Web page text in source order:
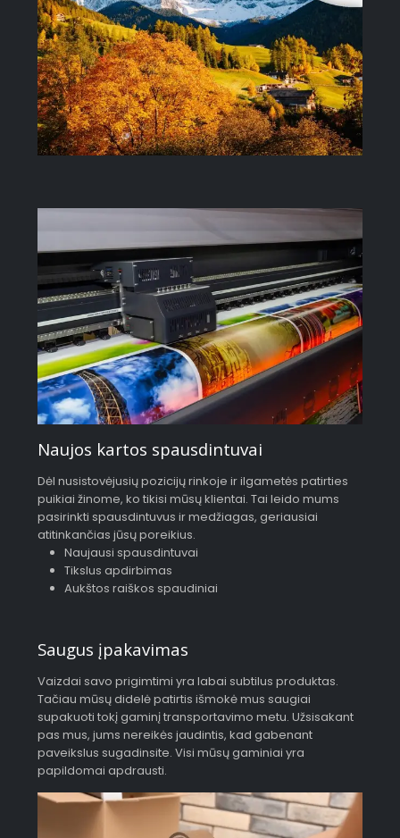
Naujos kartos spausdintuvai
Dėl nusistovėjusių pozicijų rinkoje ir ilgametės patirties
puikiai žinome, ko tikisi mūsų klientai. Tai leido mums
pasirinkti spausdintuvus ir medžiagas, geriausiai
atitinkančias jūsų poreikius.
Naujausi spausdintuvai
Tikslus apdirbimas
Aukštos raiškos spaudiniai
Saugus įpakavimas
Vaizdai savo prigimtimi yra labai subtilus produktas.
Tačiau mūsų didelė patirtis išmokė mus saugiai
supakuoti tokį gaminį transportavimo metu. Užsisakant
pas mus, jums nereikės jaudintis, kad gabenant
paveikslus sugadinsite. Visi mūsų gaminiai yra
papildomai apdrausti.